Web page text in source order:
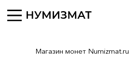
Магазин монет Numizmat.ru